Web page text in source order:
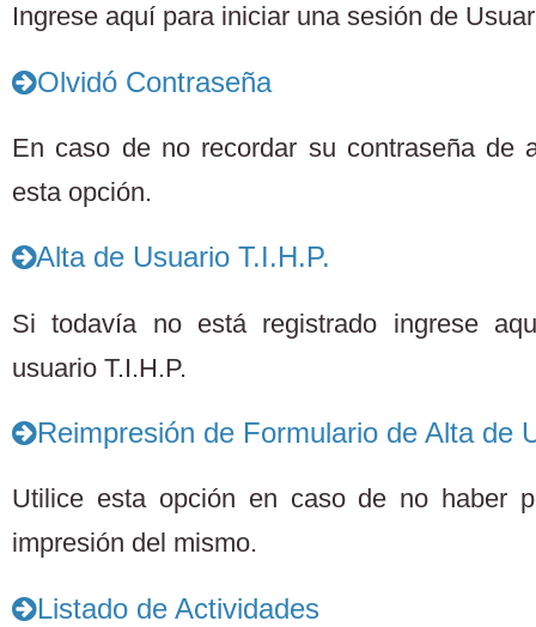
Ingrese aquí para iniciar una sesión de
Olvidó Contraseña
En caso de no recordar su contraseña de
esta opción.
Alta de Usuario T.I.H.P.
Si todavía no está registrado ingrese
usuario T.I.H.P.
Reimpresión de Formulario de Alta de
Utilice esta opción en caso de no haber
impresión del mismo.
Listado de Actividades